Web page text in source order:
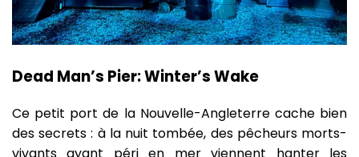
Dead Man’s Pier: Winter’s Wake
Ce petit port de la Nouvelle-Angleterre cache bien
des secrets : à la nuit tombée, des pêcheurs morts-